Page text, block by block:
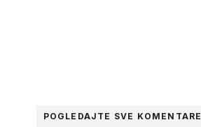
POGLEDAJTE SVE KOMENTARE